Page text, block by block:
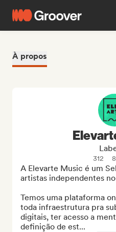
À propos
312
A Elevarte Music é um
artistas independentes
Temos uma plataforma
toda infraestrutura pra
digitais, ter acesso a
definição de est...